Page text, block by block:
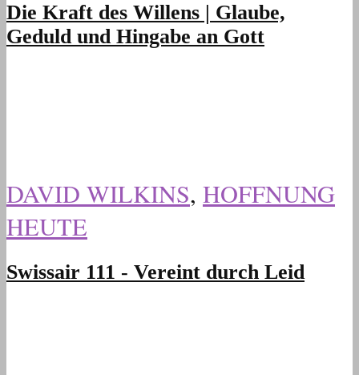
Die Kraft des Willens | Glaube,
Geduld und Hingabe an Gott
DAVID WILKINS, HOFFNUNG
HEUTE
Swissair 111 - Vereint durch Leid